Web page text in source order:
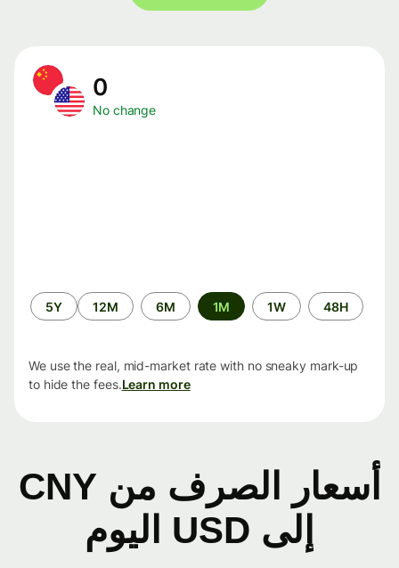
No change
الفترة
الزمنية
48H
1W
1M
6M
12M
5Y
We use the real, mid-market rate with no sneaky mark-up
to hide the fees.Learn more
أسعار الصرف من CNY
إلى USD اليوم